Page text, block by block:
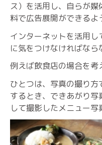
ス）を活用し、自らが
料で広告展開ができるよ
インターネットを活用
に気をつけなければなら
例えば飲食店の場合を考
ひとつは、写真の撮り
するとき、できあがり
して撮影したメニュー写